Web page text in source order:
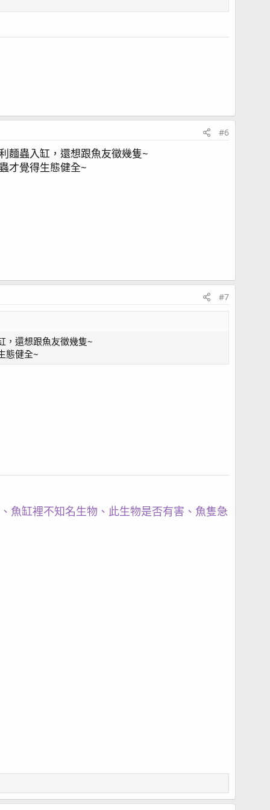
#6
麵蟲入缸，還想跟魚友徵幾隻~
才覺得生態健全~
#7
，還想跟魚友徵幾隻~
態健全~
魚缸裡不知名生物、此生物是否有害、魚隻急